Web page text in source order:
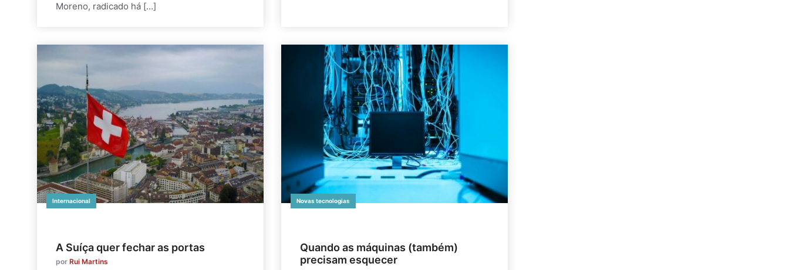
Moreno, radicado há […]
Internacional
A Suíça quer fechar as portas
por Rui Martins
Novas tecnologias
Quando as máquinas (também)
precisam esquecer